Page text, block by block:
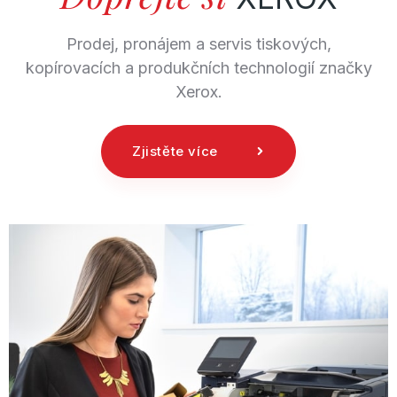
Prodej, pronájem a servis tiskových,
kopírovacích a produkčních technologií značky
Xerox.
Zjistěte více